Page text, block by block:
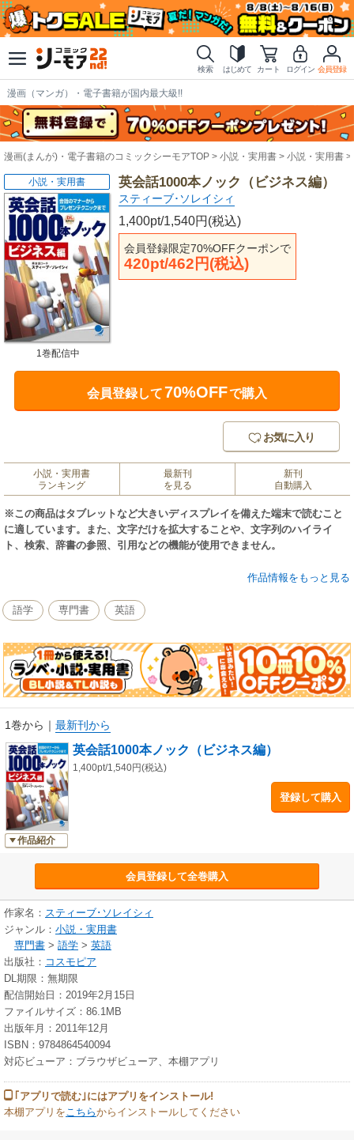
検索 はじめて カート ログイン 会員登録
漫画（マンガ）・電子書籍が国内最大級!!
漫画(まんが)・電子書籍のコミックシーモアTOP 小説・実用書 小説・実用書
英会話1000本ノック（ビジネス編）
スティーブ･ソレイシィ
1,400pt/1,540円(税込)
会員登録限定70%OFFクーポンで
420pt/462円(税込)
小説・実用書
1巻配信中
会員登録して70%OFFで購入
お気に入り
小説・実用書
ランキング
最新刊
を見る
新刊
自動購入
※この商品はタブレットなど大きいディスプレイを備えた端末で読むこと
に適しています。また、文字だけを拡大することや、文字列のハイライ
ト、検索、辞書の参照、引用などの機能が使用できません。
●口から出た英語がおかしいことよりも、出てこないことが問題
スの相手にとっては、ポンポンとレスポンスが返ってこないことがストレ
スとなります。お互いにイコールの関係で仕事を進めるためには、クイッ
クレスポンス力が不可欠。次々と流れる質問に、音声のポーズの間に自分
で声に出して答える1000本ノック方式で、制限時間付きの会話のラリーを
何本続けられるか訓練しましょう。
長年、テストでいい点を取ることを要求され、たったひとつの正解を出
じ質問に対する答えが今日はYesでも、明日は状況が変わってNoになるか
もしれません。正解はひとつではないのです。またビジネス英会話の言い
回しをいくら丸暗記しても、現実がその通りに進むことはまずありませ
ん。本書では状況に即した臨機応変の受け答えが、瞬時に口をついて出て
くるようにトレーニングします。
●英語を使った「成功体験」ができる！
1000本の質問のテーマはオフィスでのあいさつや自己紹介からスタート
し、気持ちの深さによって使い分けるお礼とお詫びの段階的表現、電話、
スケジュール調整、大きな単位の数字、プレゼンテーションまで多岐にわ
たります。ソレイシィ先生が特にこだわったポイントは、読者が「英語を
使った」という体験をして、「やったぞ」と達成感を得ること。聞かれた
ら答えたくなる質問、必ず役立つ実用的なやり取り、そして何よりも最後
まで達成可能な1000本の質問をそろえました。
●音声7時間10分をフリーダウンロード
学習方法は付属音声の英語の質問に英語で答える形式、音声で流れる日
本語を英語に変換する形式、そして会話のラリー形式で構成。テキストに
は質問と回答例、ワンポイントアドバイスが掲載されています。
付属音声には1000本の「質問→ポーズ」のパターンと、同じく1000本の
「質問→ポーズ→回答例」のパターンの2種類の音声が収録されています。
回答例付きの音声で会話のリズム感や気持ちの込め方などをマスターした
ら、質問のみの音声で待ったなしの特訓へと進みましょう。
作品情報をもっと見る
語学 専門書 英語
1巻から ｜ 最新刊から
作品紹介
英会話1000本ノック（ビジネス編）
1,400pt/1,540円(税込)
登録して購入
会員登録して全巻購入
作家名： スティーブ･ソレイシィ
ジャンル： 小説・実用書
専門書 > 語学 > 英語
出版社： コスモピア
DL期限：無期限
配信開始日：2019年2月15日
ファイルサイズ：86.1MB
出版年月：2011年12月
ISBN：9784864540094
対応ビューア：ブラウザビューア、本棚アプリ
｢アプリで読む｣にはアプリをインストール!
本棚アプリを こちらからインストールしてください